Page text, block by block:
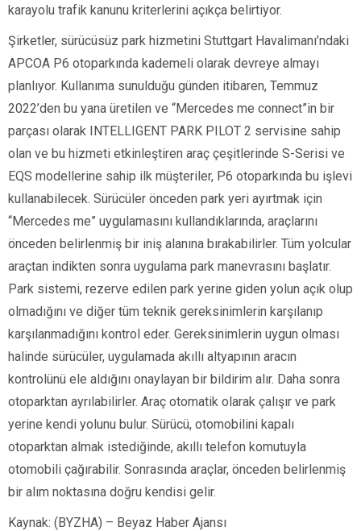
karayolu trafik kanunu kriterlerini açıkça belirtiyor.
Şirketler, sürücüsüz park hizmetini Stuttgart Havalimanı’ndaki
APCOA P6 otoparkında kademeli olarak devreye almayı
planlıyor. Kullanıma sunulduğu günden itibaren, Temmuz
2022’den bu yana üretilen ve “Mercedes me connect”in bir
parçası olarak INTELLIGENT PARK PILOT 2 servisine sahip
olan ve bu hizmeti etkinleştiren araç çeşitlerinde S-Serisi ve
EQS modellerine sahip ilk müşteriler, P6 otoparkında bu işlevi
kullanabilecek. Sürücüler önceden park yeri ayırtmak için
“Mercedes me” uygulamasını kullandıklarında, araçlarını
önceden belirlenmiş bir iniş alanına bırakabilirler. Tüm yolcular
araçtan indikten sonra uygulama park manevrasını başlatır.
Park sistemi, rezerve edilen park yerine giden yolun açık olup
olmadığını ve diğer tüm teknik gereksinimlerin karşılanıp
karşılanmadığını kontrol eder. Gereksinimlerin uygun olması
halinde sürücüler, uygulamada akıllı altyapının aracın
kontrolünü ele aldığını onaylayan bir bildirim alır. Daha sonra
otoparktan ayrılabilirler. Araç otomatik olarak çalışır ve park
yerine kendi yolunu bulur. Sürücü, otomobilini kapalı
otoparktan almak istediğinde, akıllı telefon komutuyla
otomobili çağırabilir. Sonrasında araçlar, önceden belirlenmiş
bir alım noktasına doğru kendisi gelir.
Kaynak: (BYZHA) – Beyaz Haber Ajansı